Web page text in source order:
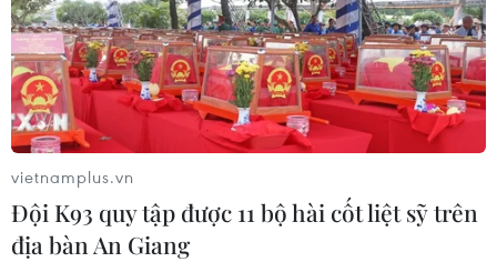
#Schwarzenegger
#Thống đốc bang California
#Kẻ hủy diệt
#Patty Anh
vietnamplus.vn
Đội K93 quy tập được 11 bộ hài cốt liệt sỹ trên
địa bàn An Giang